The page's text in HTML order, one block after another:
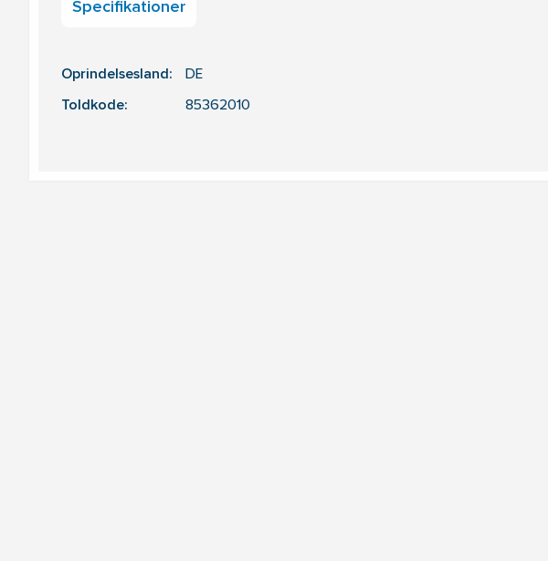
Specifikationer
Oprindelsesland: DE
Toldkode: 85362010